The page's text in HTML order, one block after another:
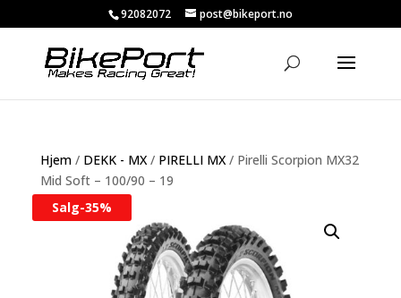
92082072 post@bikeport.no
Hjem/ DEKK - MX/ PIRELLI MX/ Pirelli Scorpion MX32
Mid Soft – 100/90 – 19
Salg-35%